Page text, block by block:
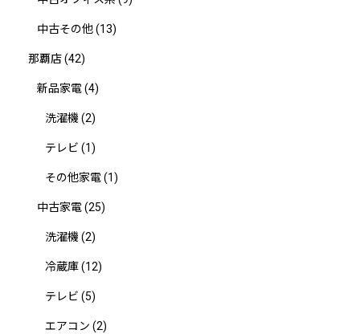
中古その他(13)
那覇店(42)
新品家電(4)
洗濯機 (2)
テレビ (1)
その他家電(1)
中古家電(25)
洗濯機 (2)
冷蔵庫(12)
テレビ (5)
エアコン (2)